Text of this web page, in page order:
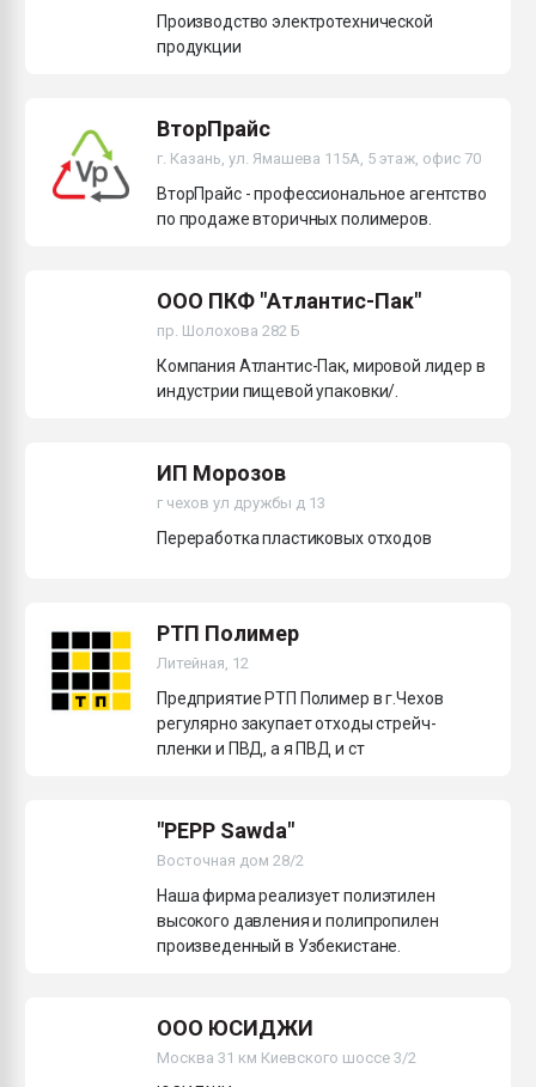
Производство электротехнической
продукции
ВторПрайс
г. Казань, ул. Ямашева 115А, 5 этаж, офис 70
ВторПрайс - профессиональное агентство
по продаже вторичных полимеров.
ООО ПКФ "Атлантис-Пак"
пр. Шолохова 282 Б
Компания Атлантис-Пак, мировой лидер в
индустрии пищевой упаковки/.
ИП Морозов
г чехов ул дружбы д 13
Переработка пластиковых отходов
РТП Полимер
Литейная, 12
Предприятие РТП Полимер в г.Чехов
регулярно закупает отходы стрейч-
пленки и ПВД, а я ПВД и ст
"PEPP Sawda"
Восточная дом 28/2
Наша фирма реализует полиэтилен
высокого давления и полипропилен
произведенный в Узбекистане.
ООО ЮСИДЖИ
Москва 31 км Киевского шоссе 3/2